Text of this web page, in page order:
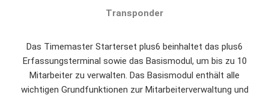
Transponder
Das Timemaster Starterset plus6 beinhaltet das plus6
Erfassungsterminal sowie das Basismodul, um bis zu 10
Mitarbeiter zu verwalten. Das Basismodul enthält alle
wichtigen Grundfunktionen zur Mitarbeiterverwaltung und